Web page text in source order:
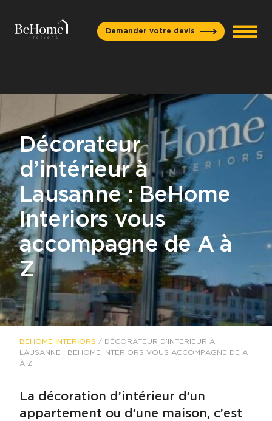
Demander votre devis
Décorateur
d’intérieur à
Lausanne : BeHome
Interiors vous
accompagne de A à
Z
BEHOME INTERIORS / DÉCORATEUR D’INTÉRIEUR À
LAUSANNE : BEHOME INTERIORS VOUS ACCOMPAGNE DE A
À Z
La décoration d’intérieur d’un
appartement ou d’une maison, c’est